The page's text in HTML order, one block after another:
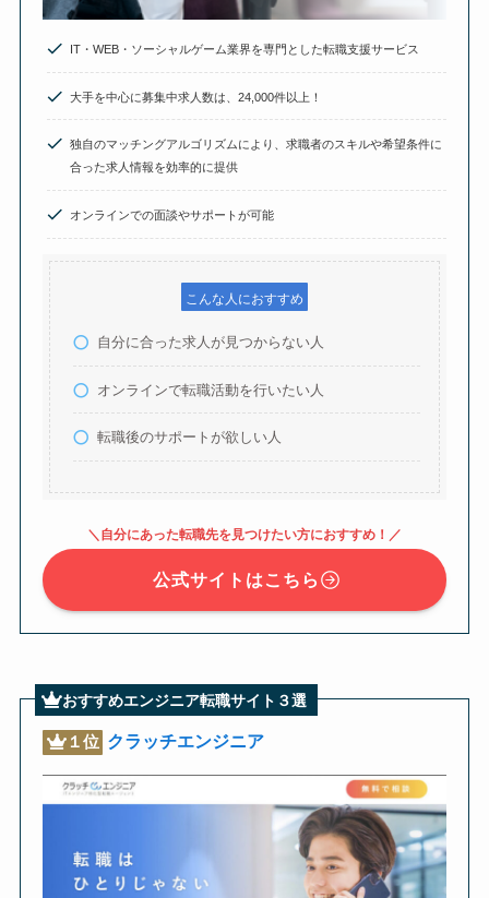
IT・WEB・ソーシャルゲーム業界を専門とした転職支援サービス
大手を中心に募集中求人数は、24,000件以上！
独自のマッチングアルゴリズムにより、求職者のスキルや希望条件に
合った求人情報を効率的に提供
オンラインでの面談やサポートが可能
こんな人におすすめ
自分に合った求人が見つからない人
オンラインで転職活動を行いたい人
転職後のサポートが欲しい人
＼自分にあった転職先を見つけたい方におすすめ！／
公式サイトはこちら
おすすめエンジニア転職サイト３選
１位 クラッチエンジニア